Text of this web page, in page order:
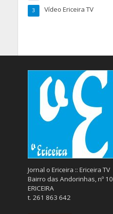
Vídeo Ericeira TV
3
Jornal o Ericeira :: Ericeira TV
Bairro das Andorinhas, nº 10
ERICEIRA
t. 261 863 642